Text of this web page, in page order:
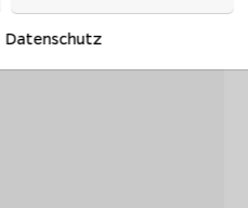
Datenschutz